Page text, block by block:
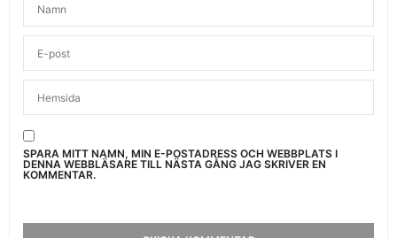
SPARA MITT NAMN, MIN E-POSTADRESS OCH WEBBPLATS I
DENNA WEBBLÄSARE TILL NÄSTA GÅNG JAG SKRIVER EN
KOMMENTAR.